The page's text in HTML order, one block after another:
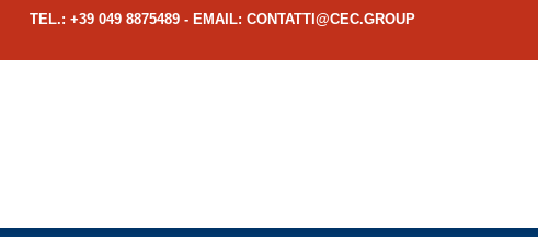
TEL.: +39 049 8875489 - EMAIL: CONTATTI@CEC.GROUP